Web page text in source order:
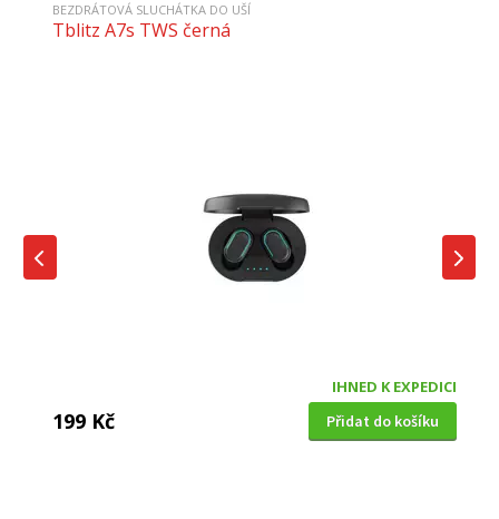
BEZDRÁTOVÁ SLUCHÁTKA DO UŠÍ
Tblitz A7s TWS černá
IHNED K EXPEDICI
199 Kč Přidat do košíku